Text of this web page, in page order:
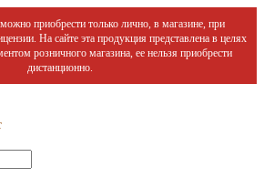
приобрести только лично, в магазине, при
На сайте эта продукция представлена в целях
розничного магазина, ее нельзя приобрести
дистанционно.